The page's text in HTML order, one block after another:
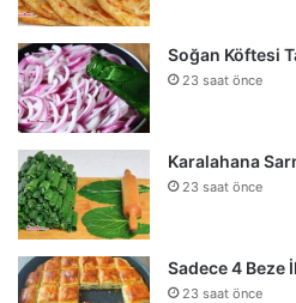
Soğan Köftesi
23 saat önce
Karalahana
23 saat önce
Sadece 4 Beze
23 saat önce